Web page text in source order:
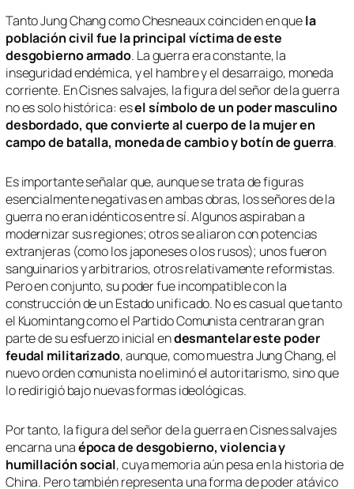
Tanto Jung Chang como Chesneaux coinciden en quela
población civil fue la principal víctima de este
desgobierno armado. La guerra era constante, la
inseguridad endémica, y el hambre y el desarraigo, moneda
corriente. EnCisnes salvajes, la figura del señor de la guerra
no es solo histórica: esel símbolo de un poder masculino
desbordado, que convierte al cuerpo de la mujer en
campo de batalla, moneda de cambio y botín de guerra.
Es importante señalar que, aunque se trata de figuras
esencialmente negativas en ambas obras, los señores de la
guerra no eran idénticos entre sí. Algunos aspiraban a
modernizar sus regiones; otros se aliaron con potencias
extranjeras (como los japoneses o los rusos); unos fueron
sanguinarios y arbitrarios, otros relativamente reformistas.
Pero en conjunto, su poder fue incompatible con la
construcción de un Estado unificado. No es casual que tanto
el Kuomintang como el Partido Comunista centraran gran
parte de su esfuerzo inicial endesmantelar este poder
feudal militarizado, aunque, como muestra Jung Chang, el
nuevo orden comunista no eliminó el autoritarismo, sino que
lo redirigió bajo nuevas formas ideológicas.
Por tanto, la figura del señor de la guerra enCisnes salvajes
encarna unaépoca de desgobierno, violencia y
humillación social, cuya memoria aún pesa en la historia de
China. Pero también representa una forma de poder atávico